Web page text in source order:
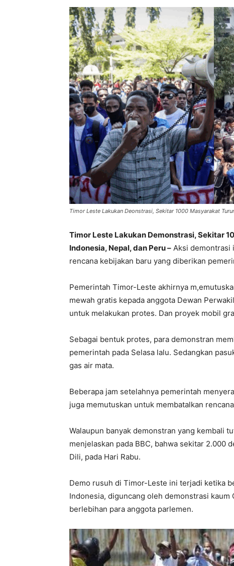
Timor Leste Lakukan Deonstrasi, Sekitar 1000 Masyarakat
Timor Leste Lakukan Demonstrasi, Sekitar
Indonesia, Nepal, dan Peru – Aksi demontrasi
rencana kebijakan baru yang diberikan
Pemerintah Timor-Leste akhirnya
mewah gratis kepada anggota Dewan
untuk melakukan protes. Dan proyek mobil
Sebagai bentuk protes, para demonstran
pemerintah pada Selasa lalu. Sedangkan
gas air mata.
Beberapa jam setelahnya pemerintah
juga memutuskan untuk membatalkan
Walaupun banyak demonstran yang kembali
menjelaskan pada BBC, bahwa sekitar 2.000
Dili, pada Hari Rabu.
Demo rusuh di Timor-Leste ini terjadi ketika
Indonesia, diguncang oleh demonstrasi
berlebihan para anggota parlemen.